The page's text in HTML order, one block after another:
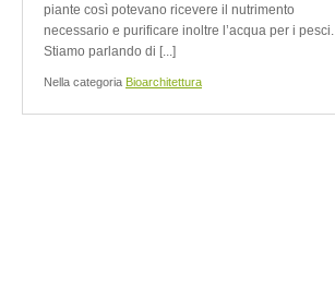
piante così potevano ricevere il nutrimento
necessario e purificare inoltre l’acqua per i pesci.
Stiamo parlando di [...]
Nella categoria Bioarchitettura